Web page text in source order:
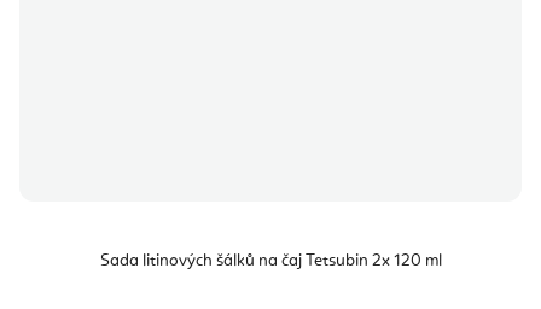
Sada litinových šálků na čaj Tetsubin 2x 120 ml